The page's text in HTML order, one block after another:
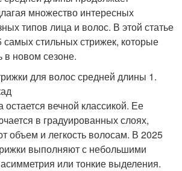
множество интересных
типов лица и волос. В этой статье
стильных стрижек, которые
в новом сезоне.
для волос средней длины 1.
остается вечной классикой. Ее
в градуированных слоях,
объем и легкость волосам. В 2025
выполняют с небольшими
или тонкие выделения.